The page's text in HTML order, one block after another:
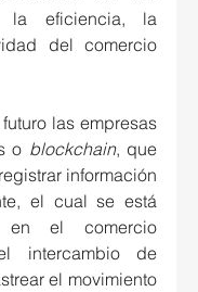
la eficiencia, la
del comercio
las empresas
o blockchain, que
información
el cual se está
en el comercio
intercambio de
el movimiento